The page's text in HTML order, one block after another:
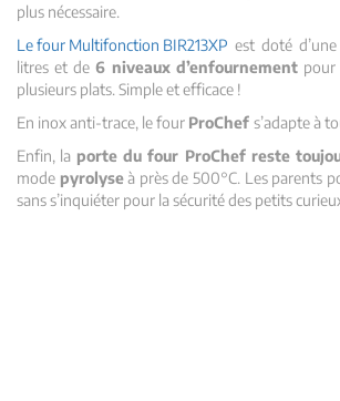
plus nécessaire.
Le four Multifonction BIR213XP est doté
litres et de 6 niveaux d’enfournement pour
plusieurs plats. Simple et efficace !
En inox anti-trace, le four ProChef s’adapte à
Enfin, la porte du four ProChef reste
mode pyrolyseà près de 500°C. Les parents
sans s’inquiéter pour la sécurité des petits